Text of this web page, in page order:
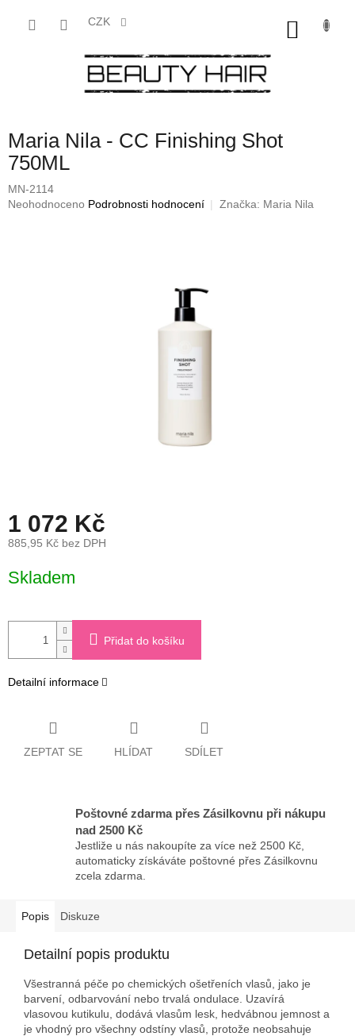
CZK
Maria Nila - CC Finishing Shot
750ML
MN-2114
Průměrné
Neohodnoceno Podrobnosti hodnocení Značka: Maria Nila
1 072 Kč
885,95 Kč bez DPH
cena:
Skladem
Přidat do košíku
Detailní informace
ZEPTAT SE HLÍDAT SDÍLET
Poštovné zdarma přes Zásilkovnu při nákupu
nad 2500 Kč
Jestliže u nás nakoupíte za více než 2500 Kč,
automaticky získáváte poštovné přes Zásilkovnu
zcela zdarma.
Popis Diskuze
Detailní popis produktu
Všestranná péče po chemických ošetřeních vlasů, jako je
barvení, odbarvování nebo trvalá ondulace. Uzavírá
vlasovou kutikulu, dodává vlasům lesk, hedvábnou jemnost a
je vhodný pro všechny odstíny vlasů, protože neobsahuje